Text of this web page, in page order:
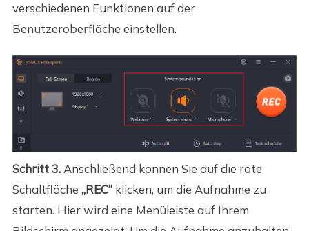
verschiedenen Funktionen auf der
Benutzeroberfläche einstellen.
Schritt 3.Anschließend können Sie auf die rote
Schaltfläche „REC“klicken, um die Aufnahme zu
starten. Hier wird eine Menüleiste auf Ihrem